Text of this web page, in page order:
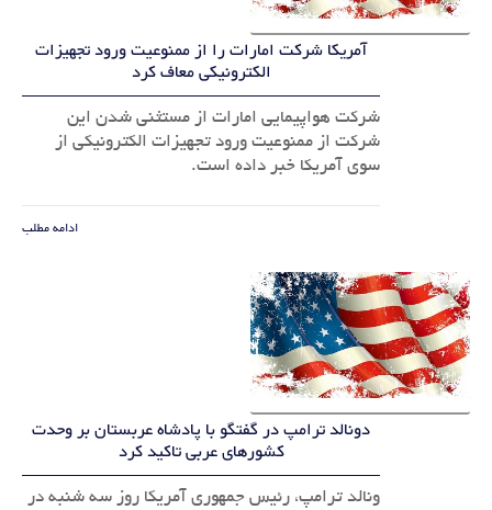
آمریکا شرکت امارات را از ممنوعیت ورود تجهیزات
الکترونیکی معاف کرد
شرکت هواپیمایی امارات از مستثنی شدن این
شرکت از ممنوعیت ورود تجهیزات الکترونیکی از
سوی آمریکا خبر داده است.
ادامه مطلب
دونالد ترامپ در گفتگو با پادشاه عربستان بر وحدت
کشورهای عربی تاکید کرد
ونالد ترامپ، رئیس جمهوری آمریکا روز سه شنبه در